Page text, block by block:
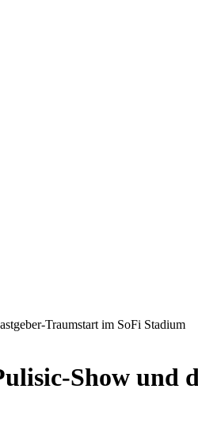
Traumstart im SoFi Stadium
Show und